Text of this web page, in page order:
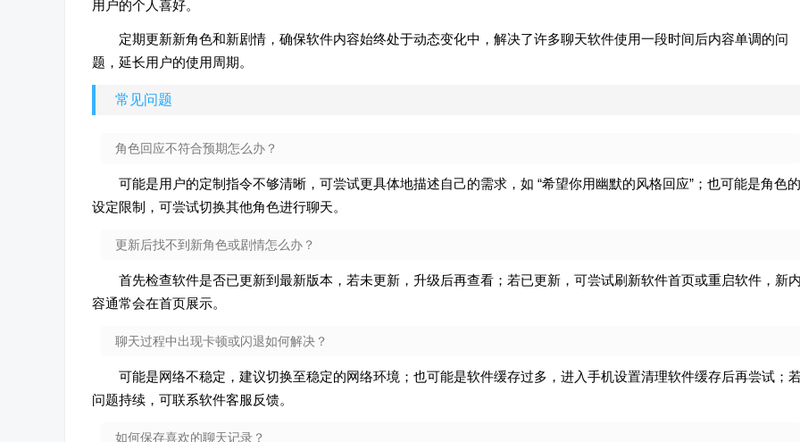
用户的个人喜好。
定期更新新角色和新剧情，确保软件内容始终处于动态变化中，解决了许多聊天软件使用一段时间后内容单调的问
题，延长用户的使用周期。
常见问题
角色回应不符合预期怎么办？
可能是用户的定制指令不够清晰，可尝试更具体地描述自己的需求，如 “希望你用幽默的风格回应”；也可能是角色的
设定限制，可尝试切换其他角色进行聊天。
更新后找不到新角色或剧情怎么办？
首先检查软件是否已更新到最新版本，若未更新，升级后再查看；若已更新，可尝试刷新软件首页或重启软件，新
容通常会在首页展示。
聊天过程中出现卡顿或闪退如何解决？
可能是网络不稳定，建议切换至稳定的网络环境；也可能是软件缓存过多，进入手机设置清理软件缓存后再尝试；
问题持续，可联系软件客服反馈。
如何保存喜欢的聊天记录？